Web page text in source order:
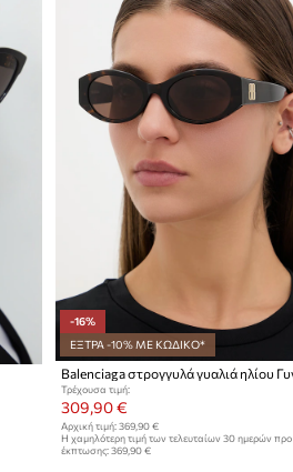
-16%
ΕΞΤΡΑ -10% ΜΕ ΚΩΔΙΚΟ*
Τρέχουσα τιμή:
309,90 €
Αρχική τιμή: 369,90 €
Η χαμηλότερη τιμή των τελευταίων 30 ημερών προ
έκπτωσης: 369,90 €